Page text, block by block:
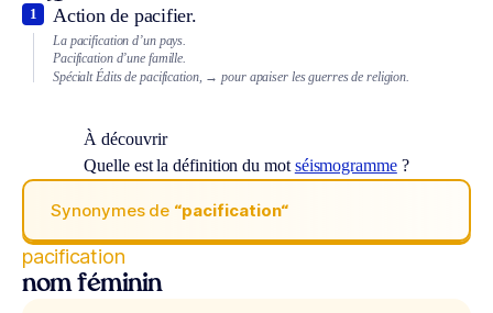
Action de pacifier.
1
La pacification d’un pays.
Pacification d’une famille.
Spécialt Édits de pacification, → pour apaiser les guerres de religion.
À découvrir
Quelle est la définition du mot séismogramme?
Synonymes de “pacification“
pacification
nom féminin